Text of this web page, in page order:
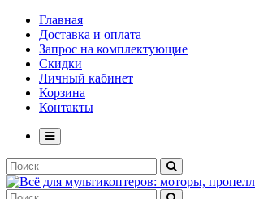
Главная
Доставка и оплата
Запрос на комплектующие
Скидки
Личный кабинет
Корзина
Контакты